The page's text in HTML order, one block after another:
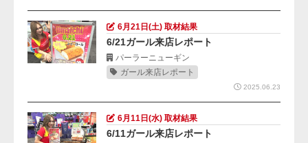
6月21日(土) 取材結果
6/21ガール来店レポート
パーラーニューギン
ガール来店レポート
2025.06.23
6月11日(水) 取材結果
6/11ガール来店レポート